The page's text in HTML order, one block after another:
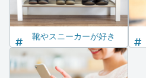
靴やスニーカーが好き